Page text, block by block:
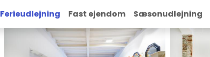
Ferieudlejning Fast ejendom Sæsonudlejning